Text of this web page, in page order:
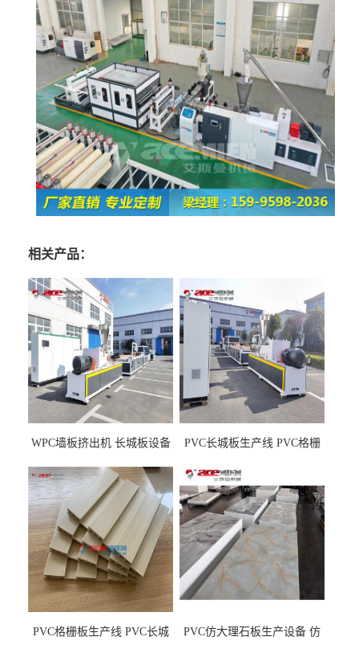
相关产品：
WPC墙板挤出机 长城板设备
PVC长城板生产线 PVC格栅
PVC格栅板生产线 PVC长城
PVC仿大理石板生产设备 仿